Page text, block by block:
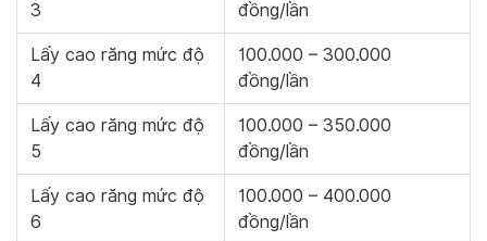
3
đồng/lần
Lấy cao răng mức độ
4
100.000 – 300.000
đồng/lần
Lấy cao răng mức độ
5
100.000 – 350.000
đồng/lần
Lấy cao răng mức độ
6
100.000 – 400.000
đồng/lần